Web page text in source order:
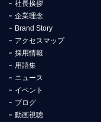
社長挨拶
企業理念
Brand Story
アクセスマップ
採用情報
用語集
ニュース
イベント
ブログ
動画視聴